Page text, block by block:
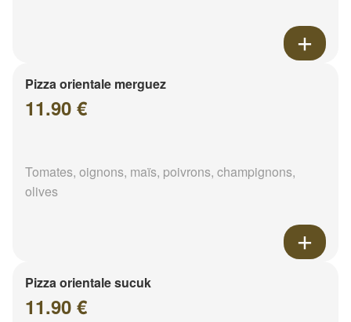
Pizza orientale merguez
11.90 €
Tomates, oignons, maïs, poivrons, champignons,
olives
Pizza orientale sucuk
11.90 €